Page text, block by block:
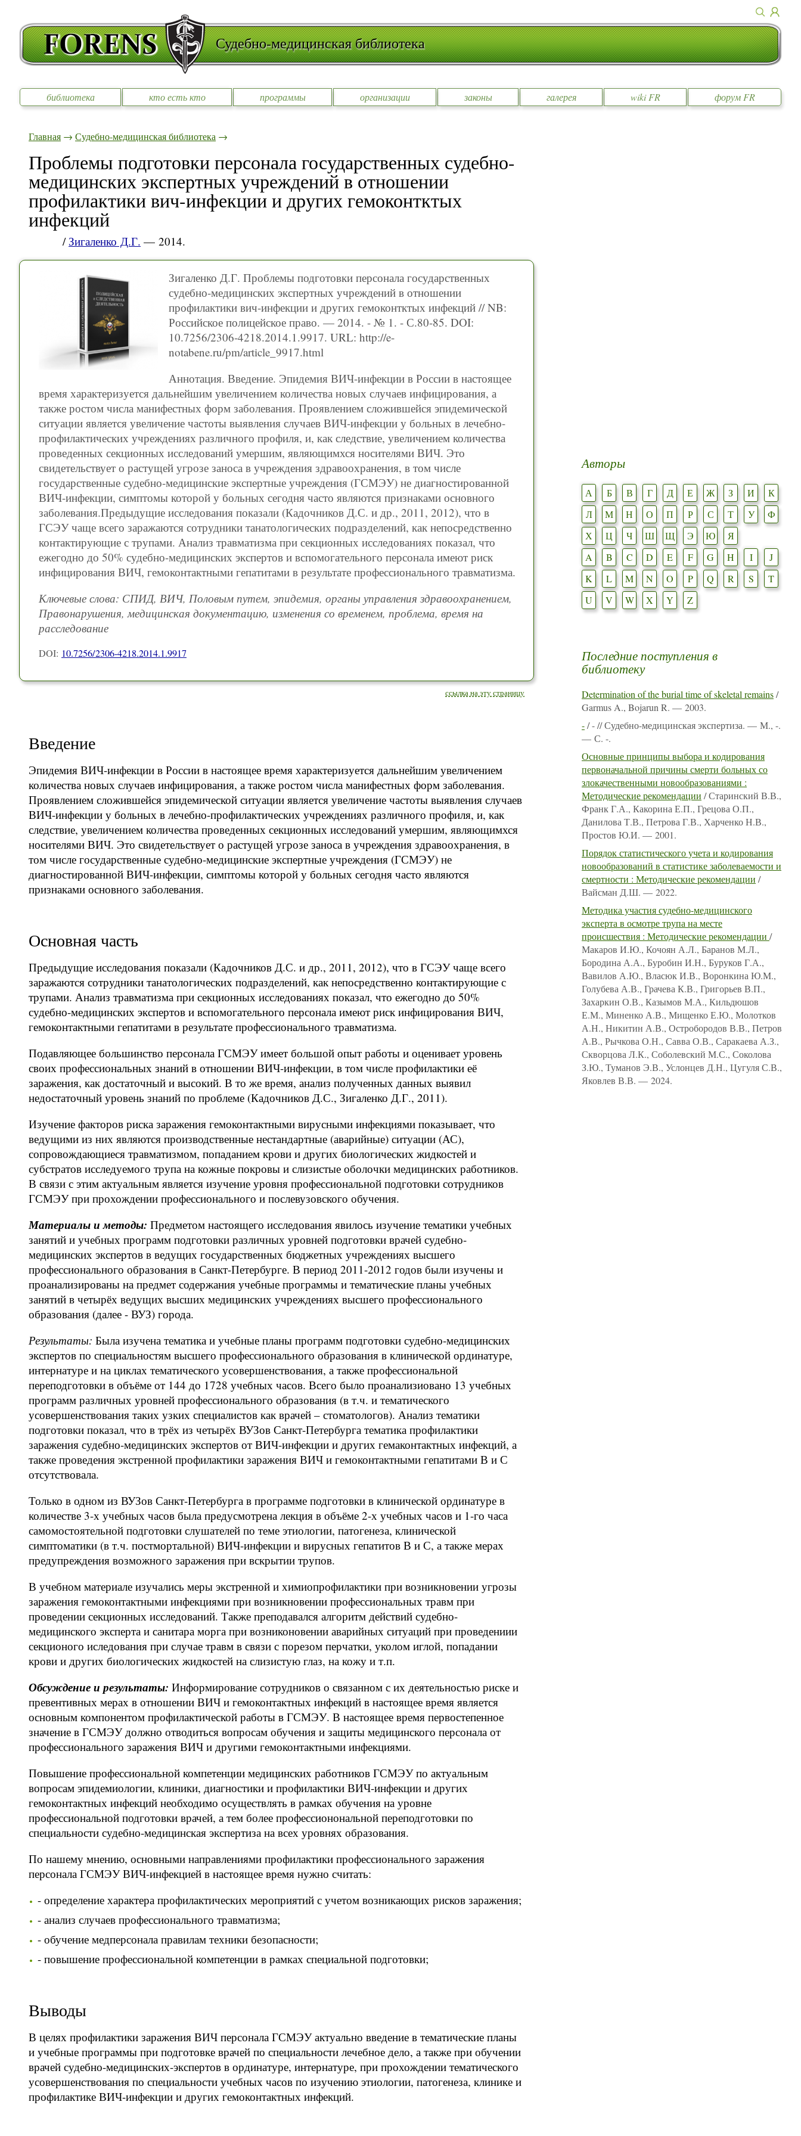
Судебно-медицинская библиотека
библиотека кто есть кто программы организации законы галерея wiki FR форум FR
Главная → Судебно-медицинская библиотека →
Проблемы подготовки персонала государственных судебно-
медицинских экспертных учреждений в отношении
профилактики вич-инфекции и других гемоконтктых
инфекций
/ Зигаленко Д.Г. — 2014.
Зигаленко Д.Г. Проблемы подготовки персонала государственных
судебно-медицинских экспертных учреждений в отношении
профилактики вич-инфекции и других гемоконтктых инфекций // NB:
Российское полицейское право. — 2014. - № 1. - С.80-85. DOI:
10.7256/2306-4218.2014.1.9917. URL: http://e-
notabene.ru/pm/article_9917.html
Аннотация. Введение. Эпидемия ВИЧ-инфекции в России в настоящее
время характеризуется дальнейшим увеличением количества новых случаев инфицирования, а
также ростом числа манифестных форм заболевания. Проявлением сложившейся эпидемической
ситуации является увеличение частоты выявления случаев ВИЧ-инфекции у больных в лечебно-
профилактических учреждениях различного профиля, и, как следствие, увеличением количества
проведенных секционных исследований умершим, являющимхся носителями ВИЧ. Это
свидетельствует о растущей угрозе заноса в учреждения здравоохранения, в том числе
государственные судебно-медицинские экспертные учреждения (ГСМЭУ) не диагностированной
ВИЧ-инфекции, симптомы которой у больных сегодня часто являются признаками основного
заболевания.Предыдущие исследования показали (Кадочников Д.С. и др., 2011, 2012), что в
ГСЭУ чаще всего заражаются сотрудники танатологических подразделений, как непосредственно
контактирующие с трупами. Анализ травматизма при секционных исследованиях показал, что
ежегодно до 50% судебно-медицинских экспертов и вспомогательного персонала имеют риск
инфицирования ВИЧ, гемоконтактными гепатитами в результате профессионального травматизма.
Ключевые слова: СПИД, ВИЧ, Половым путем, эпидемия, органы управления здравоохранением,
Правонарушения, медицинская документацию, изменения со временем, проблема, время на
расследование
DOI: 10.7256/2306-4218.2014.1.9917
ссылка на эту страницу
Введение
Эпидемия ВИЧ-инфекции в России в настоящее время характеризуется дальнейшим увеличением
количества новых случаев инфицирования, а также ростом числа манифестных форм заболевания.
Проявлением сложившейся эпидемической ситуации является увеличение частоты выявления случаев
ВИЧ-инфекции у больных в лечебно-профилактических учреждениях различного профиля, и, как
следствие, увеличением количества проведенных секционных исследований умершим, являющимхся
носителями ВИЧ. Это свидетельствует о растущей угрозе заноса в учреждения здравоохранения, в
том числе государственные судебно-медицинские экспертные учреждения (ГСМЭУ) не
диагностированной ВИЧ-инфекции, симптомы которой у больных сегодня часто являются
признаками основного заболевания.
Основная часть
Предыдущие исследования показали (Кадочников Д.С. и др., 2011, 2012), что в ГСЭУ чаще всего
заражаются сотрудники танатологических подразделений, как непосредственно контактирующие с
трупами. Анализ травматизма при секционных исследованиях показал, что ежегодно до 50%
судебно-медицинских экспертов и вспомогательного персонала имеют риск инфицирования ВИЧ,
гемоконтактными гепатитами в результате профессионального травматизма.
Подавляющее большинство персонала ГСМЭУ имеет большой опыт работы и оценивает уровень
своих профессиональных знаний в отношении ВИЧ-инфекции, в том числе профилактики её
заражения, как достаточный и высокий. В то же время, анализ полученных данных выявил
недостаточный уровень знаний по проблеме (Кадочников Д.С., Зигаленко Д.Г., 2011).
Изучение факторов риска заражения гемоконтактными вирусными инфекциями показывает, что
ведущими из них являются производственные нестандартные (аварийные) ситуации (АС),
сопровождающиеся травматизмом, попаданием крови и других биологических жидкостей и
субстратов исследуемого трупа на кожные покровы и слизистые оболочки медицинских работников.
В связи с этим актуальным является изучение уровня профессиональной подготовки сотрудников
ГСМЭУ при прохождении профессионального и послевузовского обучения.
Материалы и методы: Предметом настоящего исследования явилось изучение тематики учебных
занятий и учебных программ подготовки различных уровней подготовки врачей судебно-
медицинских экспертов в ведущих государственных бюджетных учреждениях высшего
профессионального образования в Санкт-Петербурге. В период 2011-2012 годов были изучены и
проанализированы на предмет содержания учебные программы и тематические планы учебных
занятий в четырёх ведущих высших медицинских учреждениях высшего профессионального
образования (далее - ВУЗ) города.
Результаты: Была изучена тематика и учебные планы программ подготовки судебно-медицинских
экспертов по специальностям высшего профессионального образования в клинической ординатуре,
интернатуре и на циклах тематического усовершенствования, а также профессиональной
переподготовки в объёме от 144 до 1728 учебных часов. Всего было проанализиовано 13 учебных
программ различных уровней профессионального образования (в т.ч. и тематического
усовершенствования таких узких специалистов как врачей – стоматологов). Анализ тематики
подготовки показал, что в трёх из четырёх ВУЗов Санкт-Петербурга тематика профилактики
заражения судебно-медицинских экспертов от ВИЧ-инфекции и других гемаконтактных инфекций, а
также проведения экстренной профилактики заражения ВИЧ и гемоконтактными гепатитами В и С
отсутствовала.
Только в одном из ВУЗов Санкт-Петербурга в программе подготовки в клинической ординатуре в
количестве 3-х учебных часов была предусмотрена лекция в объёме 2-х учебных часов и 1-го часа
самомостоятельной подготовки слушателей по теме этиологии, патогенеза, клинической
симптоматики (в т.ч. постмортальной) ВИЧ-инфекции и вирусных гепатитов В и С, а также мерах
предупреждения возможного заражения при вскрытии трупов.
В учебном материале изучались меры экстренной и химиопрофилактики при возникновении угрозы
заражения гемоконтактными инфекциями при возникновении профессиональных травм при
проведении секционных исследований. Также преподавался алгоритм действий судебно-
медицинского эксперта и санитара морга при возниконовении аварийных ситуаций при проведениии
секционого иследования при случае травм в связи с порезом перчатки, уколом иглой, попадании
крови и других биологических жидкостей на слизистую глаз, на кожу и т.п.
Обсуждение и результаты: Информирование сотрудников о связанном с их деятельностью риске и
превентивных мерах в отношении ВИЧ и гемоконтактных инфекций в настоящее время является
основным компонентом профилактической работы в ГСМЭУ. В настоящее время первостепенное
значение в ГСМЭУ должно отводиться вопросам обучения и защиты медицинского персонала от
профессионального заражения ВИЧ и другими гемоконтактными инфекциями.
Повышение профессиональной компетенции медицинских работников ГСМЭУ по актуальным
вопросам эпидемиологии, клиники, диагностики и профилактики ВИЧ-инфекции и других
гемоконтактных инфекций необходимо осуществлять в рамках обучения на уровне
профессиональной подготовки врачей, а тем более профессионональной переподготовки по
специальности судебно-медицинская экспертиза на всех уровнях образования.
По нашему мнению, основными направлениями профилактики профессионального заражения
персонала ГСМЭУ ВИЧ-инфекцией в настоящее время нужно считать:
- определение характера профилактических мероприятий с учетом возникающих рисков заражения;
- анализ случаев профессионального травматизма;
- обучение медперсонала правилам техники безопасности;
- повышение профессиональной компетенции в рамках специальной подготовки;
Выводы
В целях профилактики заражения ВИЧ персонала ГСМЭУ актуально введение в тематические планы
и учебные программы при подготовке врачей по специальности лечебное дело, а также при обучении
врачей судебно-медицинских-экспертов в ординатуре, интернатуре, при прохождении тематического
усовершенствования по специальности учебных часов по изучению этиологии, патогенеза, клинике и
профилактике ВИЧ-инфекции и других гемоконтактных инфекций.
Авторы
А Б В Г Д Е Ж З И
К
Л
М Н О П Р С Т У
Ф
Х
Ц Ч Ш Щ Э Ю
Я
A
B C D E F G H I
J
K
L M N O P Q R S
T
U
V W X Y Z
Последние поступления в
библиотеку
Determination of the burial time of skeletal remains/
Garmus A., Bojarun R. — 2003.
-/ - // Судебно-медицинская экспертиза. — М., -.
— С. -.
Основные принципы выбора и кодирования
первоначальной причины смерти больных со
злокачественными новообразованиями :
Методические рекомендации / Старинский В.В.,
Франк Г.А., Какорина Е.П., Грецова О.П.,
Данилова Т.В., Петрова Г.В., Харченко Н.В.,
Простов Ю.И. — 2001.
Порядок статистического учета и кодирования
новообразований в статистике заболеваемости и
смертности : Методические рекомендации /
Вайсман Д.Ш. — 2022.
Методика участия судебно-медицинского
эксперта в осмотре трупа на месте
происшествия : Методические рекомендации /
Макаров И.Ю., Кочоян А.Л., Баранов М.Л.,
Бородина А.А., Буробин И.Н., Буруков Г.А.,
Вавилов А.Ю., Власюк И.В., Воронкина Ю.М.,
Голубева А.В., Грачева К.В., Григорьев В.П.,
Захаркин О.В., Казымов М.А., Кильдюшов
Е.М., Миненко А.В., Мищенко Е.Ю., Молотков
А.Н., Никитин А.В., Остробородов В.В., Петров
А.В., Рычкова О.Н., Савва О.В., Саракаева А.З.,
Скворцова Л.К., Соболевский М.С., Соколова
З.Ю., Туманов Э.В., Услонцев Д.Н., Цугуля С.В.,
Яковлев В.В. — 2024.